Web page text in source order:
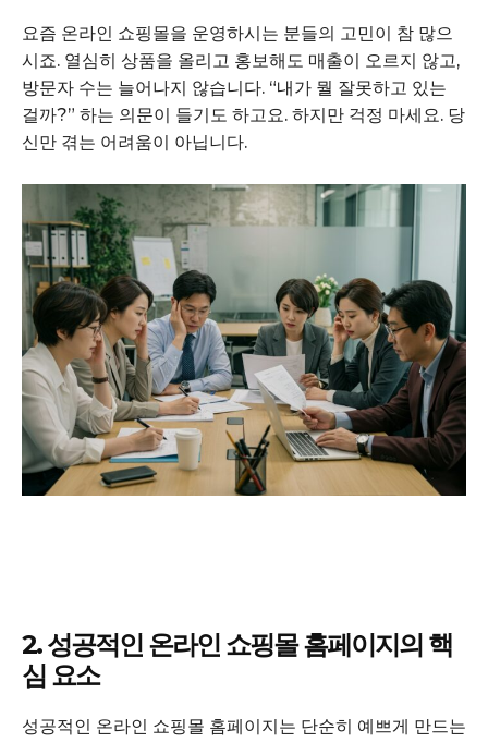
요즘 온라인 쇼핑몰을 운영하시는 분들의 고민이 참 많으
시죠. 열심히 상품을 올리고 홍보해도 매출이 오르지 않고,
방문자 수는 늘어나지 않습니다. “내가 뭘 잘못하고 있는
걸까?” 하는 의문이 들기도 하고요. 하지만 걱정 마세요. 당
신만 겪는 어려움이 아닙니다.
2. 성공적인 온라인 쇼핑몰 홈페이지의 핵
심 요소
성공적인 온라인 쇼핑몰 홈페이지는 단순히 예쁘게 만드는